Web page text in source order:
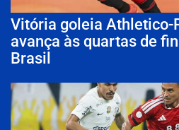
Vitória goleia Athletico-
avança às quartas de
Brasil